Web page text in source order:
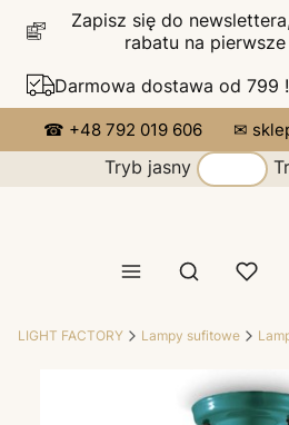
Zapisz się do
rabatu na
Darmowa dostawa od 799
☎ +48 792 019 606 ✉
Tryb jasny
Otwórz
LIGHT FACTORY Lampy sufitowe